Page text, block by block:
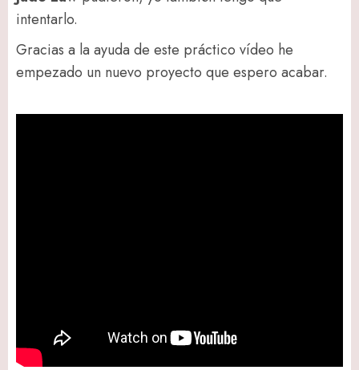
intentarlo.
Gracias a la ayuda de este práctico vídeo he
empezado un nuevo proyecto que espero acabar.